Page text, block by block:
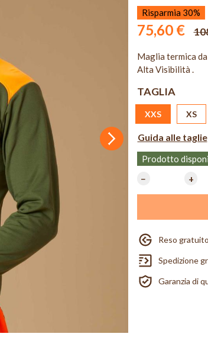
Successivo
Risparmia 30%
75,60 €
Maglia termica
Alta Visibilità .
TAGLIA
XXS XS
Guida alle taglie
Prodotto
−
+
Reso
Spedizione
Garanzia di